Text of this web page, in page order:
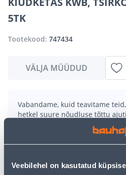
Veebilehel on kasutatud
5TK
Tootekood: 747434
VÄLJA MÜÜDUD
Vabandame, kuid teavitame
hetkel suure nõudluse tõttu
pakume suurepäraseid
, mis võivad
pakkuda!
uurimistööd saate jätkata,